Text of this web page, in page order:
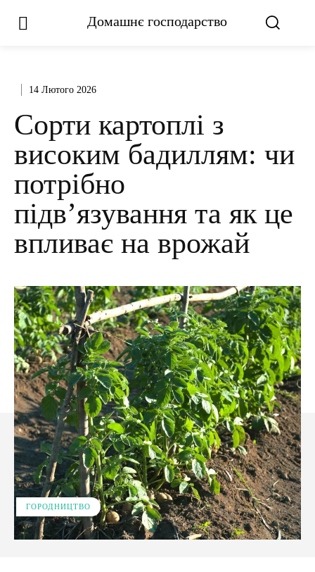
Домашнє господарство
14 Лютого 2026
Сорти картоплі з
високим бадиллям: чи
потрібно
підв’язування та як це
впливає на врожай
ГОРОДНИЦТВО